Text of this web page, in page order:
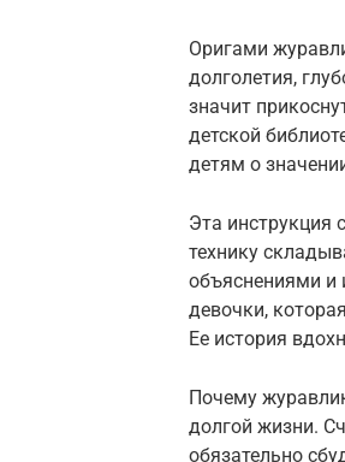
Оригами
долголетия,
значит
детской
детям о
Эта инструкция
технику
объяснениями и
девочки,
Ее история
Почему
долгой жизни.
обязательно